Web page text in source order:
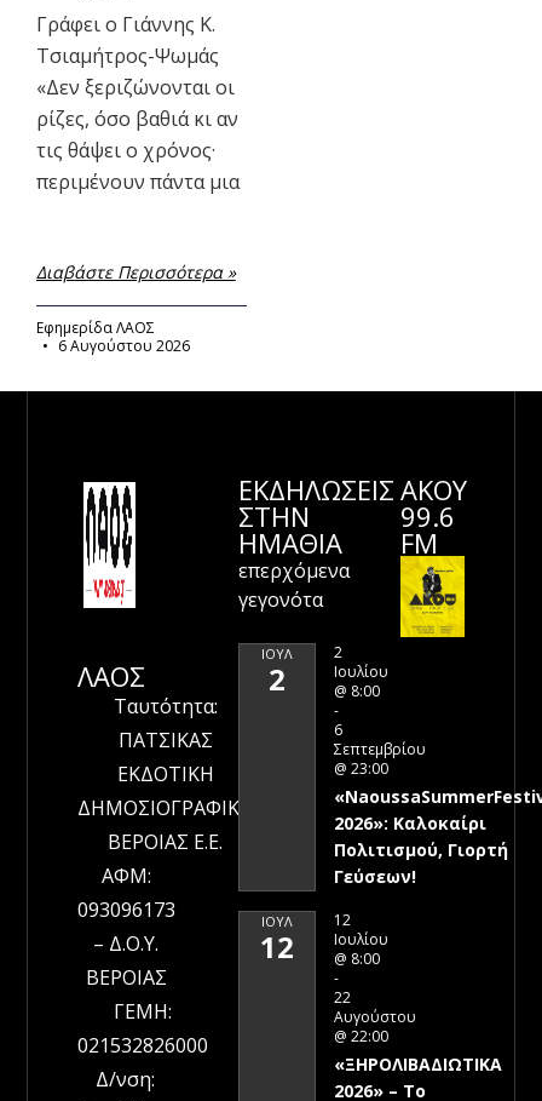
Γράφει ο Γιάννης Κ.
Τσιαμήτρος-Ψωμάς
«Δεν ξεριζώνονται οι
ρίζες, όσο βαθιά κι αν
τις θάψει ο χρόνος·
περιμένουν πάντα μια
Διαβάστε Περισσότερα »
Εφημερίδα ΛΑΟΣ
6 Αυγούστου 2026
ΛΑΟΣ
Ταυτότητα:
ΠΑΤΣΙΚΑΣ
ΕΚΔΟΤΙΚΗ
ΔΗΜΟΣΙΟΓΡΑΦΙΚΗ
ΒΕΡΟΙΑΣ Ε.Ε.
ΑΦΜ:
093096173
– Δ.Ο.Υ.
ΒΕΡΟΙΑΣ
ΓΕΜΗ:
021532826000
Δ/νση:
ΕΚΔΗΛΩΣΕΙΣ
ΣΤΗΝ
ΗΜΑΘΊΑ
επερχόμενα
γεγονότα
ΙΟΎΛ
2
2
Ιουλίου
@ 8:00
-
6
Σεπτεμβρίου
@ 23:00
2026»: Καλοκαίρι
Πολιτισμού, Γιορτή
Γεύσεων!
ΙΟΎΛ
12
12
Ιουλίου
@ 8:00
-
22
Αυγούστου
@ 22:00
«ΞΗΡΟΛΙΒΑΔΙΩΤΙΚΑ
2026» – To
ΑΚΟΥ
99.6
FM